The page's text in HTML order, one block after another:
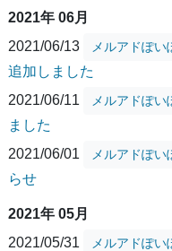
2021年 06月
2021/06/13
メルアドぽい
追加しました
2021/06/11
メルアドぽい
ました
2021/06/01
メルアドぽい
らせ
2021年 05月
2021/05/31
メルアドぽい